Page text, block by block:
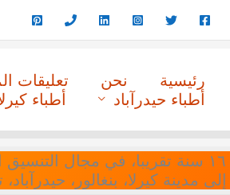
رئيسية نحن
تعليقات
أطباء حيدرآباد
أطباء
نعمل، منذ ١٦ سنة تقريبا، في
مدينة كيرلا، بنغالور،